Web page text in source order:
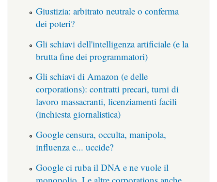
Giustizia: arbitrato neutrale o conferma
dei poteri?
Gli schiavi dell'intelligenza artificiale (e la
brutta fine dei programmatori)
Gli schiavi di Amazon (e delle
corporations): contratti precari, turni di
lavoro massacranti, licenziamenti facili
(inchiesta giornalistica)
Google censura, occulta, manipola,
influenza e... uccide?
Google ci ruba il DNA e ne vuole il